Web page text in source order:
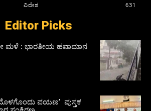
ವಿದೇಶ
631
Editor Picks
ಮಳೆ : ಭಾರತೀಯ ಹವಾಮಾನ
ಪಯಣ’ ಪುಸ್ತಕ